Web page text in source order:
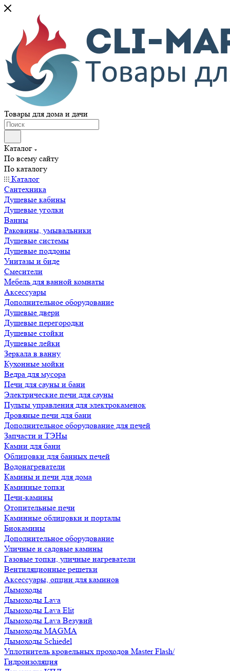
Товары для дома и дачи
Каталог
По всему сайту
По каталогу
Каталог
Сантехника
Душевые кабины
Душевые уголки
Ванны
Раковины, умывальники
Душевые системы
Душевые поддоны
Унитазы и биде
Смесители
Мебель для ванной комнаты
Аксессуары
Дополнительное оборудование
Душевые двери
Душевые перегородки
Душевые стойки
Душевые лейки
Зеркала в ванну
Кухонные мойки
Ведра для мусора
Печи для сауны и бани
Электрические печи для сауны
Пульты управления для электрокаменок
Дровяные печи для бани
Дополнительное оборудование для печей
Запчасти и ТЭНы
Камни для бани
Облицовки для банных печей
Водонагреватели
Камины и печи для дома
Каминные топки
Печи-камины
Отопительные печи
Каминные облицовки и порталы
Биокамины
Дополнительное оборудование
Уличные и садовые камины
Газовые топки, уличные нагреватели
Вентиляционные решетки
Аксессуары, опции для каминов
Дымоходы
Дымоходы Lava
Дымоходы Lava Elit
Дымоходы Lava Везувий
Дымоходы MAGMA
Дымоходы Schiedel
Уплотнитель кровельных проходов Master Flash/
Гидроизоляция